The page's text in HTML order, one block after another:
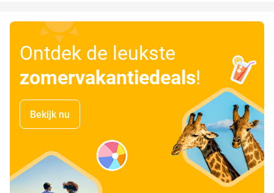
Ontdek de leukste
zomervakantiedeals!
Bekijk nu